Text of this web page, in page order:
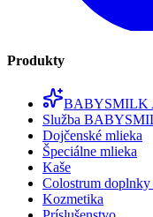
Produkty
BABYSMILK
Služba
Dojčenské mlieka
Špeciálne mlieka
Kaše
Colostrum doplnky
Kozmetika